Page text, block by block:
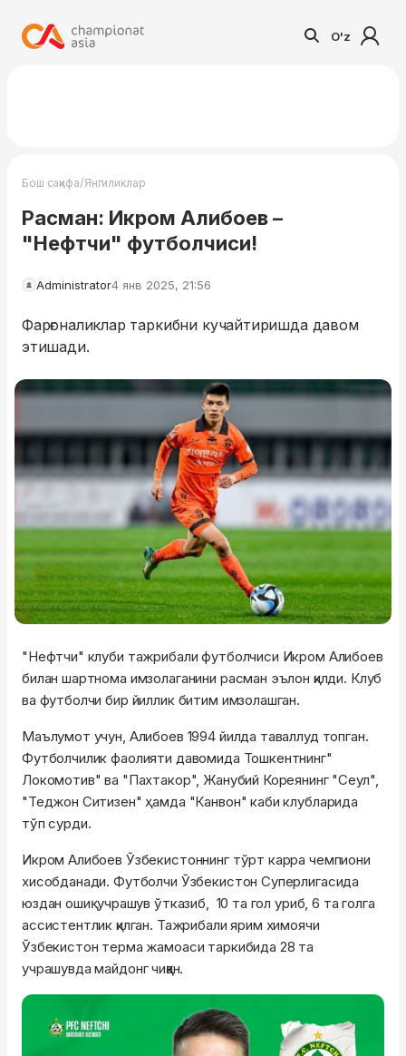
O'z
Бош саҳифа/Янгиликлар
Расман: Икром Алибоев –
"Нефтчи" футболчиси!
Administrator4 янв 2025, 21:56
Фарғоналиклар таркибни кучайтиришда давом
этишади.
"Нефтчи" клуби тажрибали футболчиси Икром Алибоев
билан шартнома имзолаганини расман эълон қилди. Клуб
ва футболчи бир йиллик битим имзолашган.
Маълумот учун, Алибоев 1994 йилда таваллуд топган.
Футболчилик фаолияти давомида Тошкентнинг"
Локомотив" ва "Пахтакор", Жанубий Кореянинг "Сеул",
"Теджон Ситизен" ҳамда "Канвон" каби клубларида
тўп сурди.
Икром Алибоев Ўзбекистоннинг тўрт карра чемпиони
хисобданади. Футболчи Ўзбекистон Суперлигасида
юздан ошиқ учрашув ўтказиб, 10 та гол уриб, 6 та голга
ассистентлик қилган. Тажрибали ярим химоячи
Ўзбекистон терма жамоаси таркибида 28 та
учрашувда майдонг чиққан.